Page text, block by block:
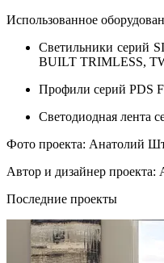
Использованное
Светильники серий
BUILT TRIMLESS,
Профили серий PDS
Светодиодная лента
Фото проекта: Анатолий
Автор и дизайнер проекта:
Последние проекты